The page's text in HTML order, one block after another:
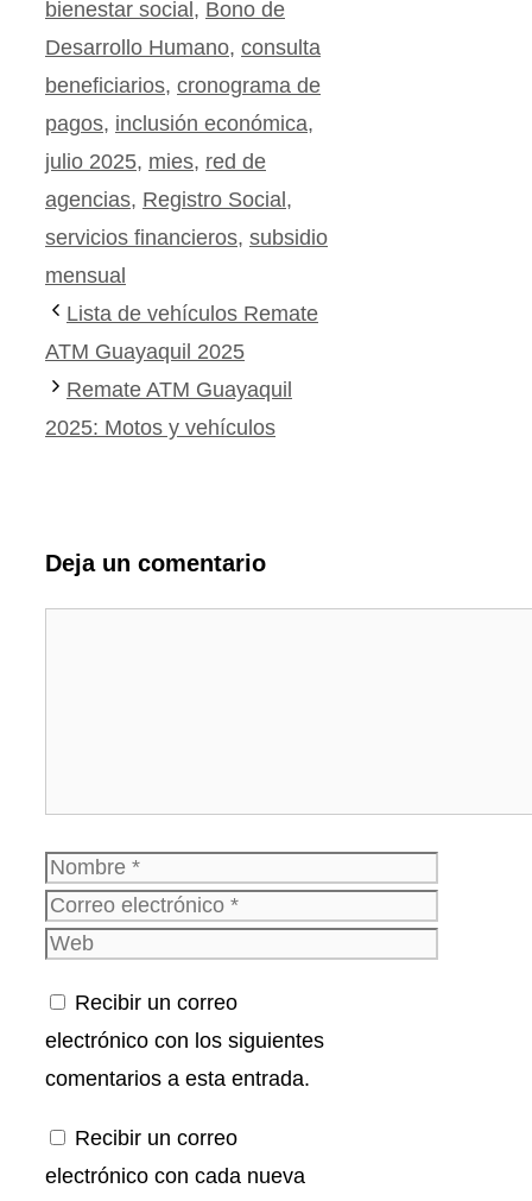
bienestar social , Bono de
Desarrollo Humano, consulta
beneficiarios, cronograma de
pagos, inclusión económica,
julio 2025, mies, red de
agencias, Registro Social ,
servicios financieros, subsidio
mensual
Lista de vehículos Remate
ATM Guayaquil 2025
Remate ATM Guayaquil
2025: Motos y vehículos
Deja un comentario
Nombre
Correo
electrónico
Web
Recibir un correo
electrónico con los siguientes
comentarios a esta entrada.
Recibir un correo
electrónico con cada nueva